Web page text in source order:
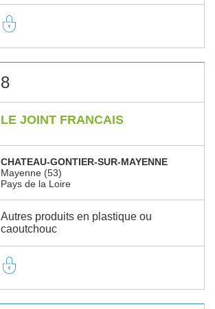
8
LE JOINT FRANCAIS
CHATEAU-GONTIER-SUR-MAYENNE
Mayenne (53)
Pays de la Loire
Autres produits en plastique ou
caoutchouc